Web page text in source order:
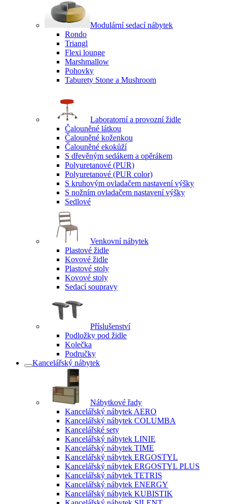
Modulární sedací nábytek
Rondo
Triangl
Flexi lounge
Marshmallow
Pohovky
Taburety Stone a Mushroom
Laboratorní a provozní židle
Čalouněné látkou
Čalouněné koženkou
Čalouněné ekokůží
S dřevěným sedákem a opěrákem
Polyuretanové (PUR)
Polyuretanové (PUR color)
S kruhovým ovladačem nastavení výšky
S nožním ovladačem nastavení výšky
Sedlové
Venkovní nábytek
Plastové židle
Kovové židle
Plastové stoly
Kovové stoly
Sedací soupravy
Příslušenství
Podložky pod židle
Kolečka
Područky
Kancelářský nábytek
Nábytkové řady
Kancelářský nábytek AERO
Kancelářský nábytek COLUMBA
Kancelářské sety
Kancelářský nábytek LINIE
Kancelářský nábytek TIME
Kancelářský nábytek ERGOSTYL
Kancelářský nábytek ERGOSTYL PLUS
Kancelářský nábytek TETRIS
Kancelářský nábytek ENERGY
Kancelářský nábytek KUBISTIK